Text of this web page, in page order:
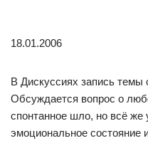
18.01.2006
В Дискуссиях запись
Обсуждается вопрос о
спонтанное шло, но всё же
эмоциональное состояние